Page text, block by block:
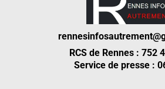
RCS de Rennes : 752
Service de presse :